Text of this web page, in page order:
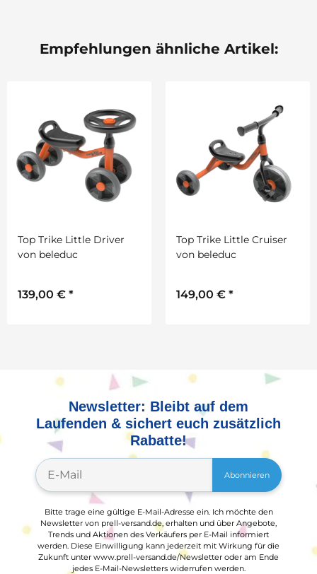
Empfehlungen ähnliche Artikel:
Top Trike Little Driver
von beleduc
139,00 € *
Top Trike Little Cruiser
von beleduc
149,00 € *
Newsletter: Bleibt auf dem
Laufenden & sichert euch zusätzlich
Rabatte!
Abonnieren
Bitte trage eine gültige E-Mail-Adresse ein. Ich möchte den
Newsletter von prell-versand.de, erhalten und über Angebote,
Trends und Aktionen des Verkäufers per E-Mail informiert
werden. Diese Einwilligung kann jederzeit mit Wirkung für die
Zukunft unter www.prell-versand.de/Newsletter oder am Ende
jedes E-Mail-Newsletters widerrufen werden.